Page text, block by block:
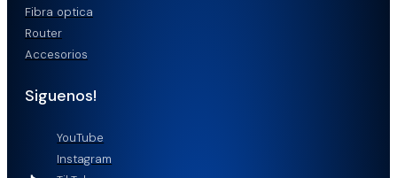
Fibra optica
Router
Accesorios
Siguenos!
YouTube
Instagram